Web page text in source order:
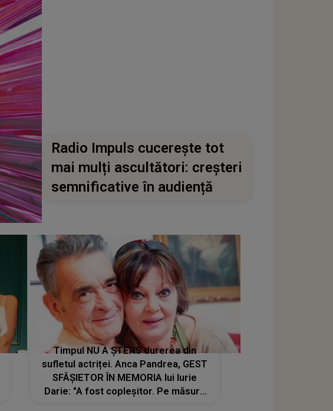
Radio Impuls cucerește tot
mai mulți ascultători: creșteri
semnificative în audiență
Timpul NU A ȘTERS durerea din
sufletul actriței. Anca Pandrea, GEST
SFÂȘIETOR ÎN MEMORIA lui Iurie
Darie: "A fost copleșitor. Pe măsură